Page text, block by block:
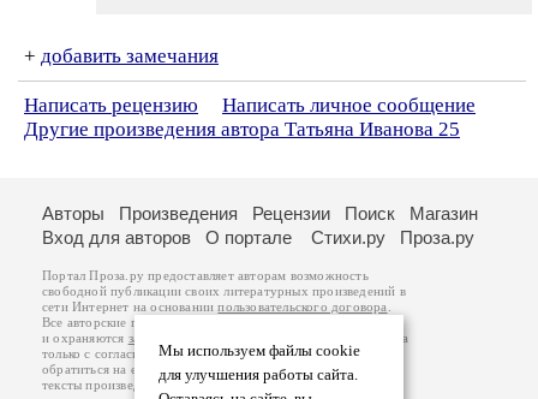
+ добавить замечания
Написать рецензию
Написать личное сообщение
Другие произведения автора Татьяна Иванова 25
Мы используем файлы cookie
для улучшения работы сайта.
Авторы Произведения Рецензии Поиск
Магазин
Вход для авторов
О портале Стихи.ру Проза.ру
Портал Проза.ру предоставляет авторам возможность
свободной публикации своих литературных произведений в
сети Интернет на основаниипользовательского договора
Все авторские права на произведения принадлежат авторам
и охраняются законом
. Перепечатка произведений возможна
только с согласия его автора, к которому вы можете
обратиться на его авторской странице. Ответственность за
тексты произведений авторы несут самостоятельно на